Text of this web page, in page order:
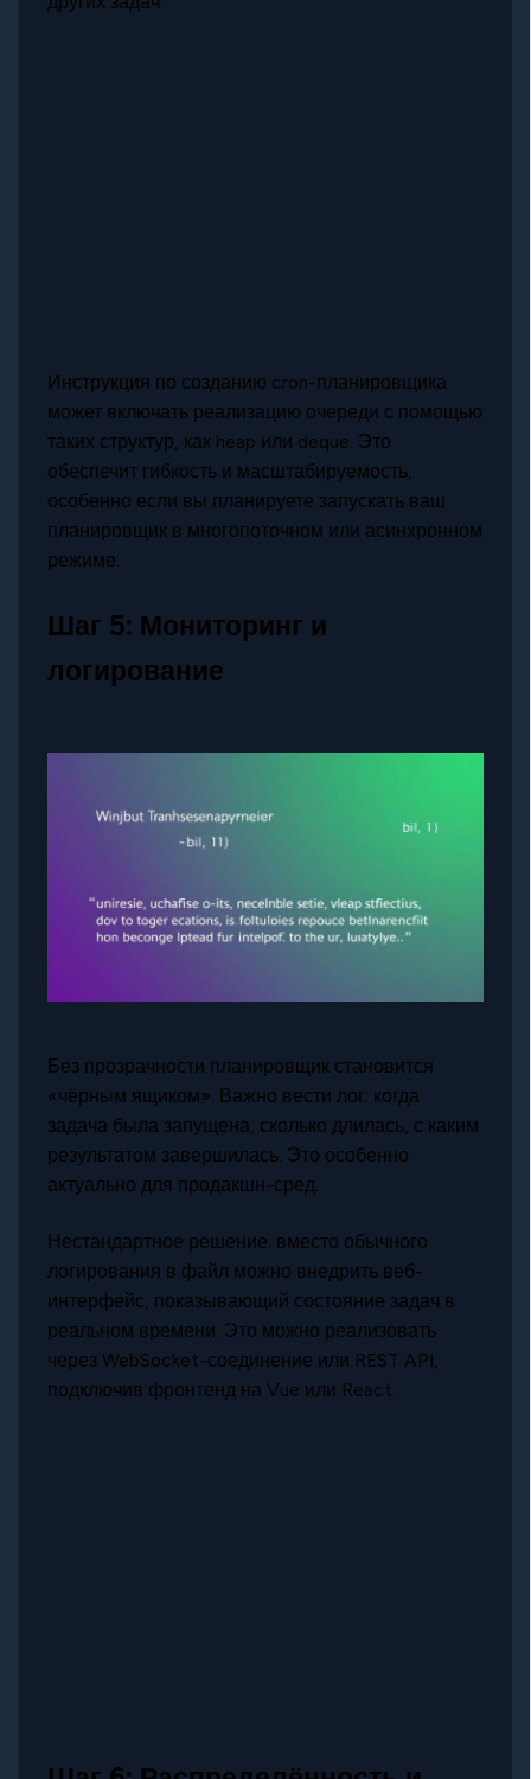
Инструкция по созданию cron-планировщика
может включать реализацию очереди с помощью
таких структур, как heap или deque. Это
обеспечит гибкость и масштабируемость,
особенно если вы планируете запускать ваш
планировщик в многопоточном или асинхронном
режиме.
Шаг 5: Мониторинг и
логирование
Без прозрачности планировщик становится
«чёрным ящиком». Важно вести лог: когда
задача была запущена, сколько длилась, с каким
результатом завершилась. Это особенно
актуально для продакшн-сред.
Нестандартное решение: вместо обычного
логирования в файл можно внедрить веб-
интерфейс, показывающий состояние задач в
реальном времени. Это можно реализовать
через WebSocket-соединение или REST API,
подключив фронтенд на Vue или React.